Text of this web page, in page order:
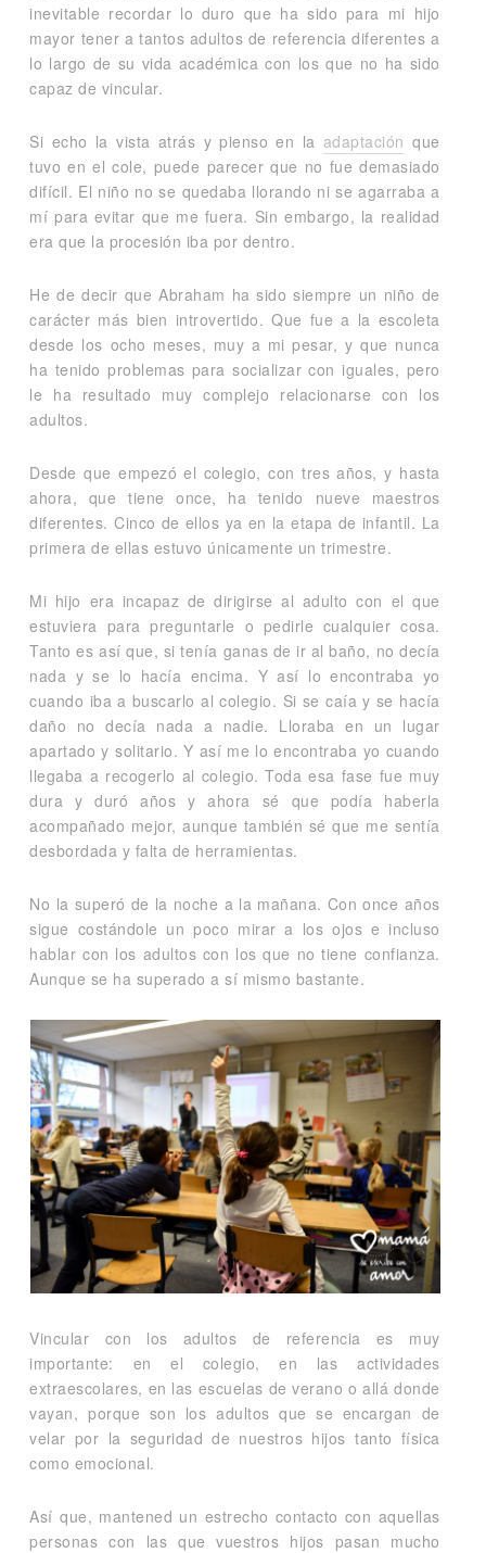
inevitable recordar lo duro que ha sido para mi hijo
mayor tener a tantos adultos de referencia diferentes a
lo largo de su vida académica con los que no ha sido
capaz de vincular.
Si echo la vista atrás y pienso en la adaptación que
tuvo en el cole, puede parecer que no fue demasiado
difícil. El niño no se quedaba llorando ni se agarraba a
mí para evitar que me fuera. Sin embargo, la realidad
era que la procesión iba por dentro.
He de decir que Abraham ha sido siempre un niño de
carácter más bien introvertido. Que fue a la escoleta
desde los ocho meses, muy a mi pesar, y que nunca
ha tenido problemas para socializar con iguales, pero
le ha resultado muy complejo relacionarse con los
adultos.
Desde que empezó el colegio, con tres años, y hasta
ahora, que tiene once, ha tenido nueve maestros
diferentes. Cinco de ellos ya en la etapa de infantil. La
primera de ellas estuvo únicamente un trimestre.
Mi hijo era incapaz de dirigirse al adulto con el que
estuviera para preguntarle o pedirle cualquier cosa.
Tanto es así que, si tenía ganas de ir al baño, no decía
nada y se lo hacía encima. Y así lo encontraba yo
cuando iba a buscarlo al colegio. Si se caía y se hacía
daño no decía nada a nadie. Lloraba en un lugar
apartado y solitario. Y así me lo encontraba yo cuando
llegaba a recogerlo al colegio. Toda esa fase fue muy
dura y duró años y ahora sé que podía haberla
acompañado mejor, aunque también sé que me sentía
desbordada y falta de herramientas.
No la superó de la noche a la mañana. Con once años
sigue costándole un poco mirar a los ojos e incluso
hablar con los adultos con los que no tiene confianza.
Aunque se ha superado a sí mismo bastante.
Vincular con los adultos de referencia es muy
importante: en el colegio, en las actividades
extraescolares, en las escuelas de verano o allá donde
vayan, porque son los adultos que se encargan de
velar por la seguridad de nuestros hijos tanto física
como emocional.
Así que, mantened un estrecho contacto con aquellas
personas con las que vuestros hijos pasan mucho